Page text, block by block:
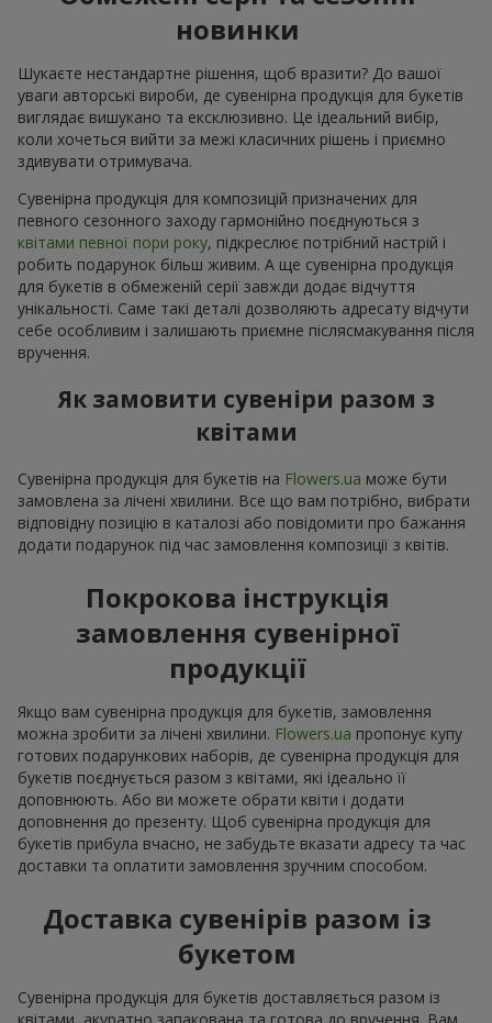
новинки
Шукаєте нестандартне рішення, щоб вразити? До вашої
уваги авторські вироби, де сувенірна продукція для букетів
виглядає вишукано та ексклюзивно. Це ідеальний вибір,
коли хочеться вийти за межі класичних рішень і приємно
здивувати отримувача.
Сувенірна продукція для композицій призначених для
певного сезонного заходу гармонійно поєднуються з
квітами певної пори року, підкреслює потрібний настрій і
робить подарунок більш живим. А ще сувенірна продукція
для букетів в обмеженій серії завжди додає відчуття
унікальності. Саме такі деталі дозволяють адресату відчути
себе особливим і залишають приємне післясмакування після
вручення.
Як замовити сувеніри разом з
квітами
Сувенірна продукція для букетів на Flowers.ua може бути
замовлена за лічені хвилини. Все що вам потрібно, вибрати
відповідну позицію в каталозі або повідомити про бажання
додати подарунок під час замовлення композиції з квітів.
Покрокова інструкція
замовлення сувенірної
продукції
Якщо вам сувенірна продукція для букетів, замовлення
можна зробити за лічені хвилини. Flowers.ua пропонує купу
готових подарункових наборів, де сувенірна продукція для
букетів поєднується разом з квітами, які ідеально її
доповнюють. Або ви можете обрати квіти і додати
доповнення до презенту. Щоб сувенірна продукція для
букетів прибула вчасно, не забудьте вказати адресу та час
доставки та оплатити замовлення зручним способом.
Доставка сувенірів разом із
букетом
Сувенірна продукція для букетів доставляється разом із
квітами, акуратно запакована та готова до вручення. Вам